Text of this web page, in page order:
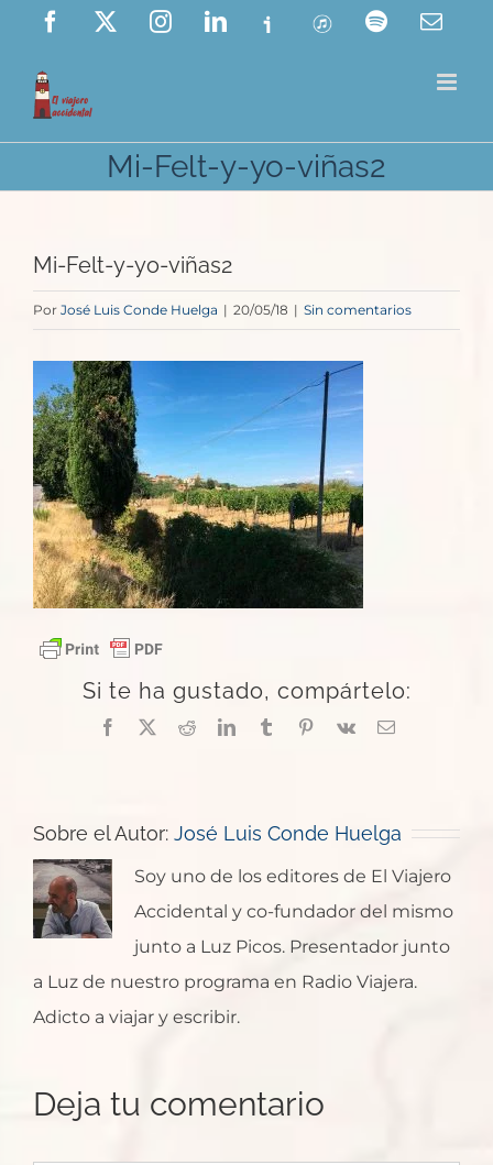
Saltar
contenido
Facebook InstagramLinkedIn
Ivoox ITunes Spotify
Mi-Felt-y-yo-viñas2
Mi-Felt-y-yo-viñas2
Por José Luis Conde Huelga | 20/05/18 | Sin comentarios
Si te ha gustado, compártelo:
Facebook
X RedditLinkedInTumblrPinterest
Vk
Correo
Sobre el Autor: José Luis Conde Huelga
Soy uno de los editores de El Viajero
Accidental y co-fundador del mismo
junto a Luz Picos. Presentador junto
a Luz de nuestro programa en Radio Viajera.
Adicto a viajar y escribir.
Deja tu comentario